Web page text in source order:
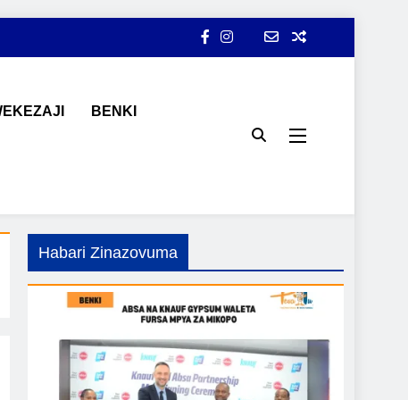
ajira, kilimo, mitindo, na burudani kwa Kiswahili, pamoja na
BENKI
Habari Zinazovuma